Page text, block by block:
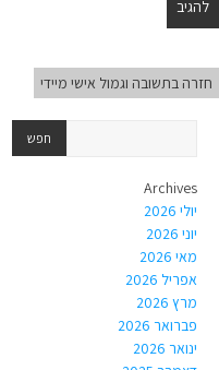
חזרה בתשובה וגמול אישי מיידי
Archives
יולי 2026
יוני 2026
מאי 2026
אפריל 2026
מרץ 2026
פברואר 2026
ינואר 2026